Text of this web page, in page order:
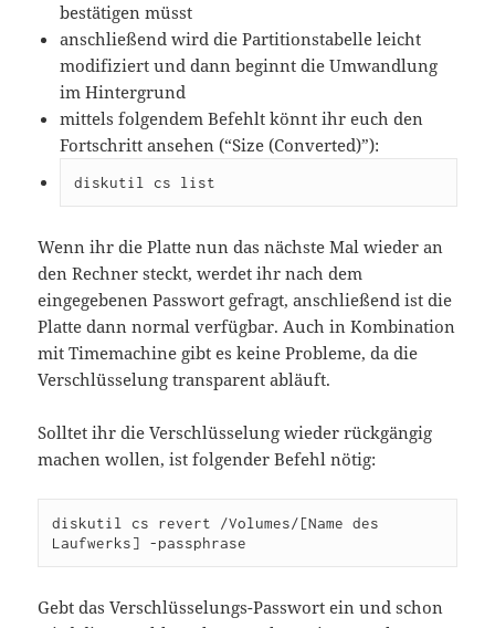
bestätigen müsst
anschließend wird die Partitionstabelle leicht
modifiziert und dann beginnt die Umwandlung
im Hintergrund
mittels folgendem Befehlt könnt ihr euch den
Fortschritt ansehen (“Size (Converted)”):
diskutil cs list
Wenn ihr die Platte nun das nächste Mal wieder an
den Rechner steckt, werdet ihr nach dem
eingegebenen Passwort gefragt, anschließend ist die
Platte dann normal verfügbar. Auch in Kombination
mit Timemachine gibt es keine Probleme, da die
Verschlüsselung transparent abläuft.
Solltet ihr die Verschlüsselung wieder rückgängig
machen wollen, ist folgender Befehl nötig:
diskutil cs revert /Volumes/[Name des
Laufwerks] -passphrase
Gebt das Verschlüsselungs-Passwort ein und schon